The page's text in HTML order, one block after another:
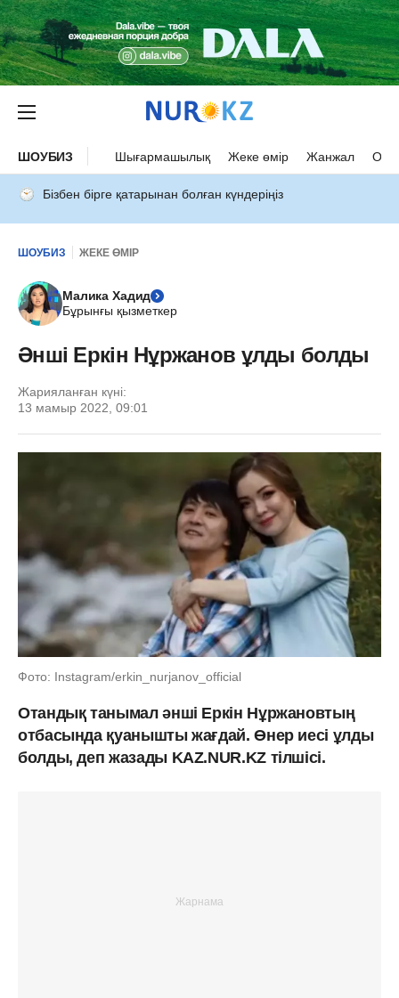
ШОУБИЗ Шығармашылық Жеке өмір Жанжал
Бізбен бірге қатарынан болған күндеріңіз
ШОУБИЗ ЖЕКЕ ӨМІР
Малика Хадид
Бұрынғы қызметкер
Әнші Еркін Нұржанов ұлды болды
Жарияланған күні:
13 мамыр 2022, 09:01
Фото: Instagram/erkin_nurjanov_official
Отандық танымал әнші Еркін Нұржановтың
отбасында қуанышты жағдай. Өнер иесі ұлды
болды, деп жазады KAZ.NUR.KZ тілшісі.